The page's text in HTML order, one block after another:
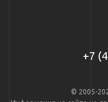
+7
© 2005-